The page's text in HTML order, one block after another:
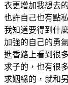
衣更增加我想去
也許自己也有點
我知道要得到什
加強的自己的勇氣
進香路上看到很
求子的，也有很
求姻緣的，就和